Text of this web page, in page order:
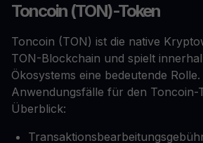
Toncoin (TON)-Token
Toncoin (TON) ist die native
TON-Blockchain und spielt
Ökosystems eine bedeutende
Anwendungsfälle für den Toncoin-
Überblick: